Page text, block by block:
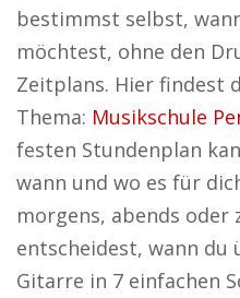
bestimmst selbst,
möchtest, ohne den
Zeitplans. Hier findest
Thema: Musikschule
festen Stundenplan
wann und wo es für
morgens, abends oder
entscheidest, wann du
Gitarre in 7 einfachen